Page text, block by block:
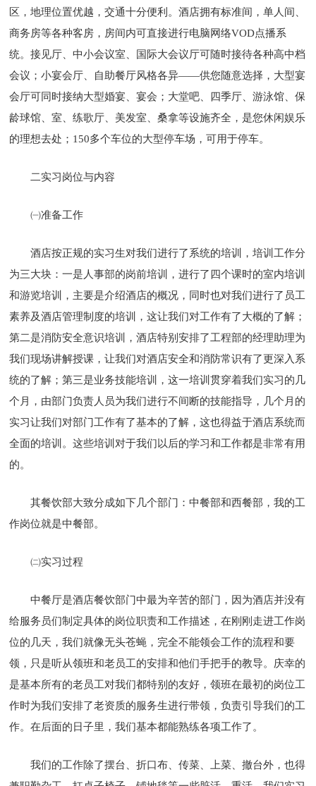
区，地理位置优越，交通十分便利。酒店拥有标准间，单人间、
商务房等各种客房，房间内可直接进行电脑网络VOD点播系
统。接见厅、中小会议室、国际大会议厅可随时接待各种高中档
会议；小宴会厅、自助餐厅风格各异――供您随意选择，大型宴
会厅可同时接纳大型婚宴、宴会；大堂吧、四季厅、游泳馆、保
龄球馆、室、练歌厅、美发室、桑拿等设施齐全，是您休闲娱乐
的理想去处；150多个车位的大型停车场，可用于停车。
二实习岗位与内容
㈠准备工作
酒店按正规的实习生对我们进行了系统的培训，培训工作分
为三大块：一是人事部的岗前培训，进行了四个课时的室内培训
和游览培训，主要是介绍酒店的概况，同时也对我们进行了员工
素养及酒店管理制度的培训，这让我们对工作有了大概的了解；
第二是消防安全意识培训，酒店特别安排了工程部的经理助理为
我们现场讲解授课，让我们对酒店安全和消防常识有了更深入系
统的了解；第三是业务技能培训，这一培训贯穿着我们实习的几
个月，由部门负责人员为我们进行不间断的技能指导，几个月的
实习让我们对部门工作有了基本的了解，这也得益于酒店系统而
全面的培训。这些培训对于我们以后的学习和工作都是非常有用
的。
其餐饮部大致分成如下几个部门：中餐部和西餐部，我的工
作岗位就是中餐部。
㈡实习过程
中餐厅是酒店餐饮部门中最为辛苦的部门，因为酒店并没有
给服务员们制定具体的岗位职责和工作描述，在刚刚走进工作岗
位的几天，我们就像无头苍蝇，完全不能领会工作的流程和要
领，只是听从领班和老员工的安排和他们手把手的教导。庆幸的
是基本所有的老员工对我们都特别的友好，领班在最初的岗位工
作时为我们安排了老资质的服务生进行带领，负责引导我们的工
作。在后面的日子里，我们基本都能熟练各项工作了。
我们的工作除了摆台、折口布、传菜、上菜、撤台外，也得